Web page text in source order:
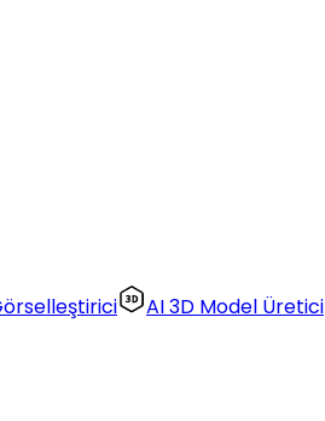
AI 3D Model Üretici